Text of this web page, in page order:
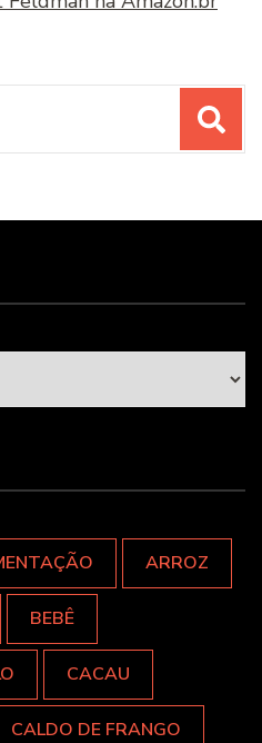
ARROZ
BEBÊ
CACAU
CALDO DE FRANGO